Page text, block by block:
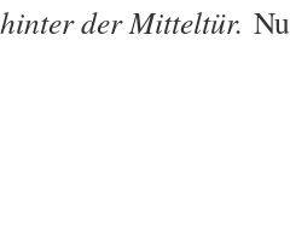
hinter der Mitteltür.